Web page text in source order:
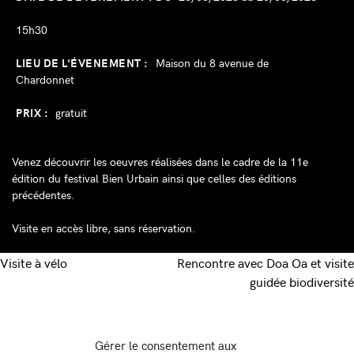
Gérer le consentement aux
15h30
LIEU DE L'ÉVENEMENT :
Maison du 8 avenue de
Chardonnet
PRIX : gratuit
Venez découvrir les oeuvres réalisées dans le cadre de la 11e
édition du festival Bien Urbain ainsi que celles des éditions
précédentes.
Visite en accès libre, sans réservation.
Navigation
Visite à vélo
Rencontre avec Doa Oa et visite
guidée biodiversité